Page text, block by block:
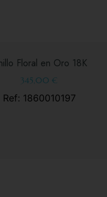
Floral en Oro 18K
345,00 €
Ref: 1860010197